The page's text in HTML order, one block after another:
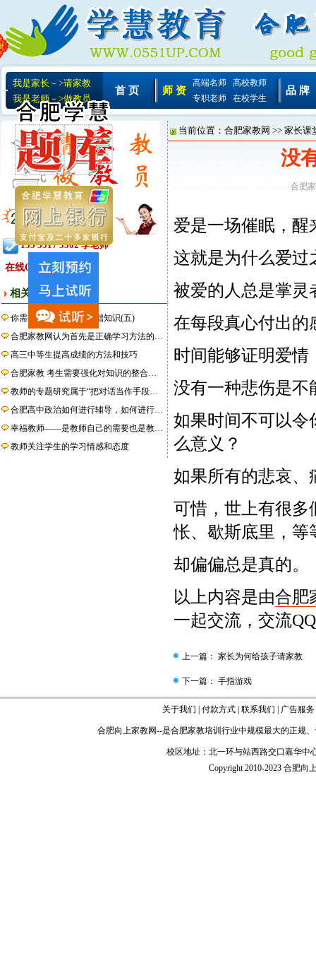
我是家长－>请家教
我是老师－>做教员
首 页 师 资
高端名师
高校教师
专职老师
在校学生
品 牌
155 5517 3302 李老师
在线QQ:
相关文章
你需要了解的计算机基础知识(五)
合肥家教网认为首先是正确学习方法的…
高三中等生提高成绩的方法和技巧
合肥家教 考生需要强化对知识的整合…
教师的专题研究属于“把对话当作手段…
合肥高中政治如何进行辅导，如何进行…
幸福教师——是教师自己的需要也是教…
教师关注学生的学习情感和态度
当前位置： 合肥家教网 >> 家长课
没
合肥
爱是一场催眠，醒
这就是为什么爱过
被爱的人总是掌灵
在每段真心付出的
时间能够证明爱情
没有一种悲伤是不
如果时间不可以令
么意义？
如果所有的悲哀、
可惜，世上有很多
怅、歇斯底里，等
却偏偏总是真的。
以上内容是由合肥
一起交流，交流
上一篇： 家长为何给孩子请家教
下一篇： 手指游戏
关于我们 付款方式 联系我们 广告服务
合肥向上家教网--是合肥家教培训行业中规模最大的正规
校区地址：北一环与站西路交口嘉华
Copyright 2010-2023 合肥向